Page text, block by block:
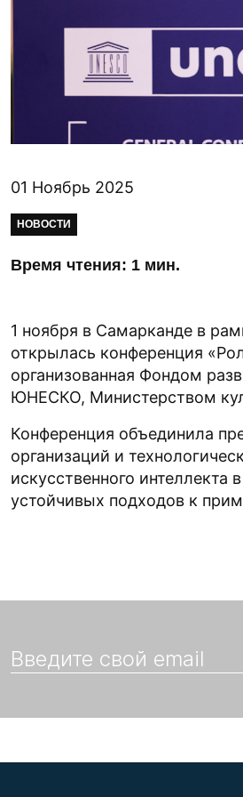
01 Ноябрь 2025
НОВОСТИ
Время чтения: 1 мин.
1 ноября в Самарканде в
открылась конференция
организованная Фондом
ЮНЕСКО, Министерством
Конференция объединила
организаций и
искусственного интеллекта
устойчивых подходов к